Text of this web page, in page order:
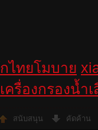
ไทยโมบาย
เครื่องกรองน้ำ
สนับสนุน คัดค้าน